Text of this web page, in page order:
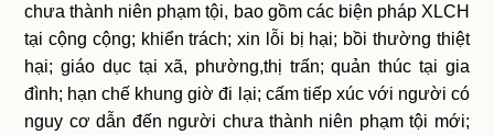
chưa thành niên phạm tội, bao gồm các biện pháp XLCH
tại cộng cộng; khiển trách; xin lỗi bị hại; bồi thường thiệt
hại; giáo dục tại xã, phường,thị trấn; quản thúc tại gia
đình; hạn chế khung giờ đi lại; cấm tiếp xúc với người có
nguy cơ dẫn đến người chưa thành niên phạm tội mới;